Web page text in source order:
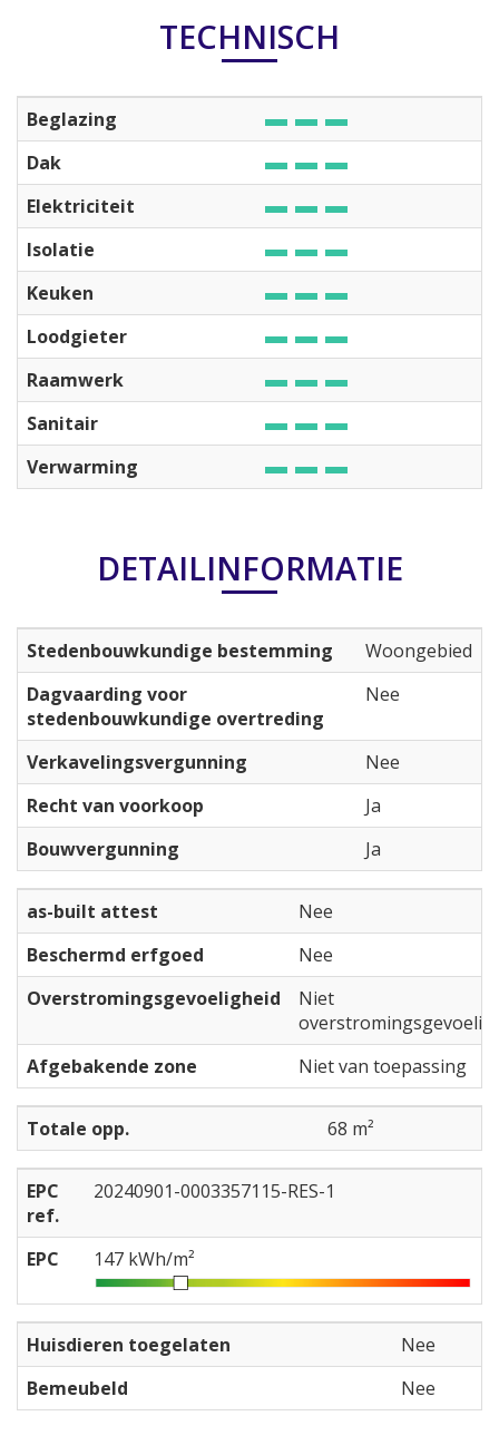
TECHNISCH
Beglazing
Dak
Elektriciteit
Isolatie
Keuken
Loodgieter
Raamwerk
Sanitair
Verwarming
DETAILINFORMATIE
Stedenbouwkundige bestemming
Woongebied
Dagvaarding voor
stedenbouwkundige overtreding
Nee
Verkavelingsvergunning
Nee
Recht van voorkoop
Ja
Bouwvergunning
Ja
as-built attest
Nee
Beschermd erfgoed
Nee
Overstromingsgevoeligheid
Niet
overstromingsgevoelig
Afgebakende zone
Niet van toepassing
Totale opp. 68 m²
EPC
ref.
20240901-0003357115-RES-1
EPC 147 kWh/m²
Huisdieren toegelaten
Nee
Bemeubeld
Nee